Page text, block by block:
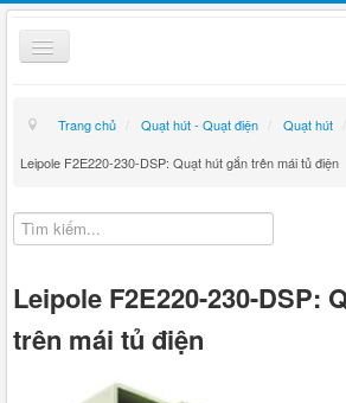
Toggle
Navigation
Kỹ thuật
Giỏ hàng
Hướng dẫn mua hàng
Liên hệ
Tin tức
Trang chủ / Quạt hút - Quạt điện / Quạt hút
/
Leipole F2E220-230-DSP: Quạt hút gắn trên mái tủ điện
Leipole F2E220-230-DSP:
trên mái tủ điện